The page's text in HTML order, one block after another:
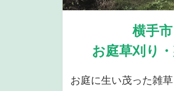
横手市
お庭草刈り
お庭に生い茂った雑